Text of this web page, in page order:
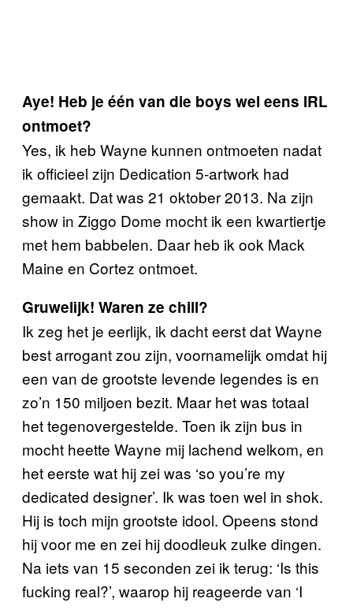
Aye! Heb je één van die boys wel eens IRL
ontmoet?
Yes, ik heb Wayne kunnen ontmoeten nadat
ik officieel zijn Dedication 5-artwork had
gemaakt. Dat was 21 oktober 2013. Na zijn
show in Ziggo Dome mocht ik een kwartiertje
met hem babbelen. Daar heb ik ook Mack
Maine en Cortez ontmoet.
Gruwelijk! Waren ze chill?
Ik zeg het je eerlijk, ik dacht eerst dat Wayne
best arrogant zou zijn, voornamelijk omdat hij
een van de grootste levende legendes is en
zo’n 150 miljoen bezit. Maar het was totaal
het tegenovergestelde. Toen ik zijn bus in
mocht heette Wayne mij lachend welkom, en
het eerste wat hij zei was ‘so you’re my
dedicated designer’. Ik was toen wel in shok.
Hij is toch mijn grootste idool. Opeens stond
hij voor me en zei hij doodleuk zulke dingen.
Na iets van 15 seconden zei ik terug: ‘Is this
fucking real?’, waarop hij reageerde van ‘I